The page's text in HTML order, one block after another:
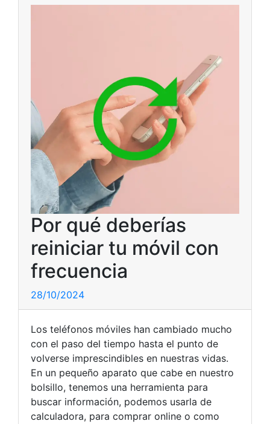
Por qué deberías
reiniciar tu móvil con
frecuencia
28/10/2024
Los teléfonos móviles han cambiado mucho
con el paso del tiempo hasta el punto de
volverse imprescindibles en nuestras vidas.
En un pequeño aparato que cabe en nuestro
bolsillo, tenemos una herramienta para
buscar información, podemos usarla de
calculadora, para comprar online o como